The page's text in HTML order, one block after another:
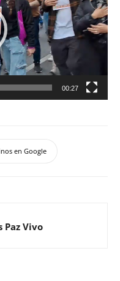
00:27
en Google
Paz Vivo